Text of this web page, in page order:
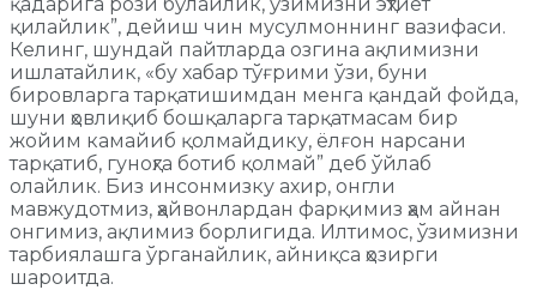
қилайлик”, дейиш чин мусулмоннинг вазифаси.
Келинг, шундай пайтларда озгина ақлимизни
ишлатайлик, «бу хабар тўғрими ўзи, буни
бировларга тарқатишимдан менга қандай фойда,
шуни ҳовлиқиб бошқаларга тарқатмасам бир
жойим камайиб қолмайдику, ёлғон нарсани
тарқатиб, гуноҳга ботиб қолмай” деб ўйлаб
олайлик. Биз инсонмизку ахир, онгли
мавжудотмиз, ҳайвонлардан фарқимиз ҳам айнан
онгимиз, ақлимиз борлигида. Илтимос, ўзимизни
тарбиялашга ўрганайлик, айниқса ҳозирги
шароитда.